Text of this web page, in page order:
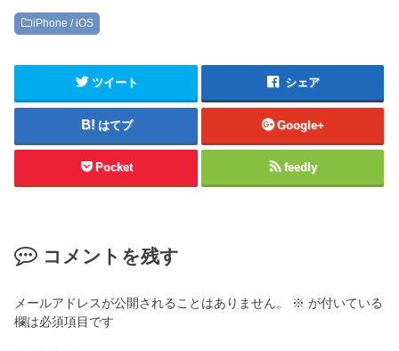
iPhone / iOS
ツイート シェア
はてブ Google+
Pocket feedly
コメントを残す
メールアドレスが公開されることはありません。 ※ が付いている
欄は必須項目です